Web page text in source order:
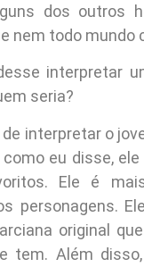
dos outros
nem todo mundo
interpretar
seria?
interpretar o
eu disse,
Ele é
personagens.
original
tem. Além